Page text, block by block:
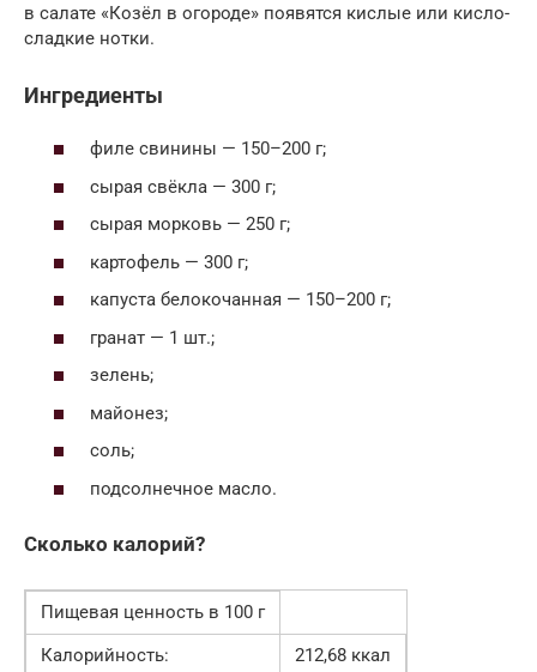
в салате «Козёл в огороде» появятся кислые или кисло-
сладкие нотки.
Ингредиенты
филе свинины — 150–200 г;
сырая свёкла — 300 г;
сырая морковь — 250 г;
картофель — 300 г;
капуста белокочанная — 150–200 г;
гранат — 1 шт.;
зелень;
майонез;
соль;
подсолнечное масло.
Сколько калорий?
Пищевая ценность в 100 г
Калорийность:
212,68 ккал